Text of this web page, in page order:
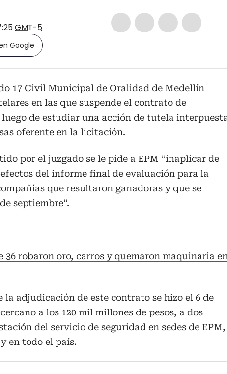
GMT-5
Google
17 Civil Municipal de Oralidad de Medellín
en las que suspende el contrato de
de estudiar una acción de tutela interpuesta
oferente en la licitación.
por el juzgado se le pide a EPM “inaplicar de
del informe final de evaluación para la
que resultaron ganadoras y que se
septiembre”.
36 robaron oro, carros y quemaron maquinaria en
la adjudicación de este contrato se hizo el 6 de
a los 120 mil millones de pesos, a dos
del servicio de seguridad en sedes de EPM,
en todo el país.